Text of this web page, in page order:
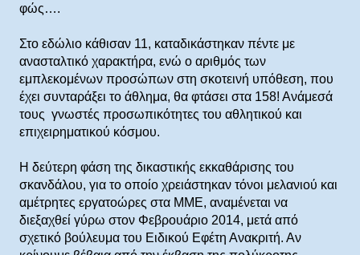
φώς….
Στο εδώλιο κάθισαν 11, καταδικάστηκαν πέντε με
ανασταλτικό χαρακτήρα, ενώ ο αριθμός των
εμπλεκομένων προσώπων στη σκοτεινή υπόθεση, που
έχει συνταράξει το άθλημα, θα φτάσει στα 158! Ανάμεσά
τους γνωστές προσωπικότητες του αθλητικού και
επιχειρηματικού κόσμου.
Η δεύτερη φάση της δικαστικής εκκαθάρισης του
σκανδάλου, για το οποίο χρειάστηκαν τόνοι μελανιού και
αμέτρητες εργατοώρες στα ΜΜΕ, αναμένεται να
διεξαχθεί γύρω στον Φεβρουάριο 2014, μετά από
σχετικό βούλευμα του Ειδικού Εφέτη Ανακριτή. Αν